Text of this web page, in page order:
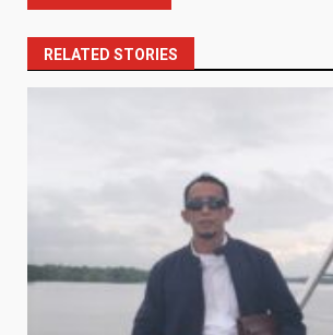
RELATED STORIES